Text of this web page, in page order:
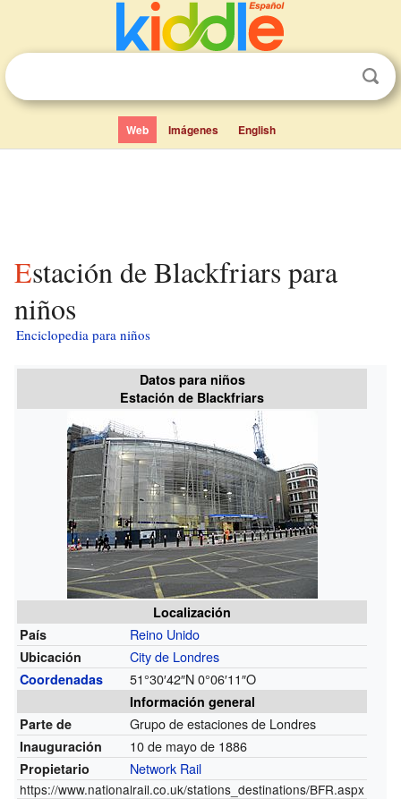
Web Imágenes English
Estación de Blackfriars para
niños
Enciclopedia para niños
Datos para niños
Estación de Blackfriars
Localización
País
Reino Unido
Ubicación City de Londres
Coordenadas 51°30′42″N 0°06′11″O
Información general
Parte de
Grupo de estaciones de Londres
Inauguración 10 de mayo de 1886
Propietario Network Rail
https://www.nationalrail.co.uk/stations_destinations/BFR.aspx